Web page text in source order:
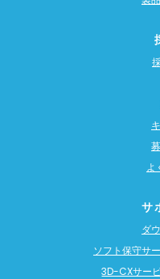
よ
サ
ダ
ソフト保守サ
3D-CXサー